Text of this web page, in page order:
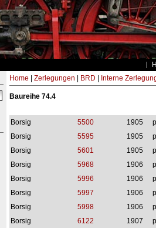
Home Zerlegungen BRD Interne
Baureihe 74.4
Borsig 5500 1905
Borsig
5595 1905
Borsig
5601 1905
Borsig
5968 1906
Borsig
5996 1906
Borsig
5997 1906
Borsig
5998 1906
Borsig
6122 1907